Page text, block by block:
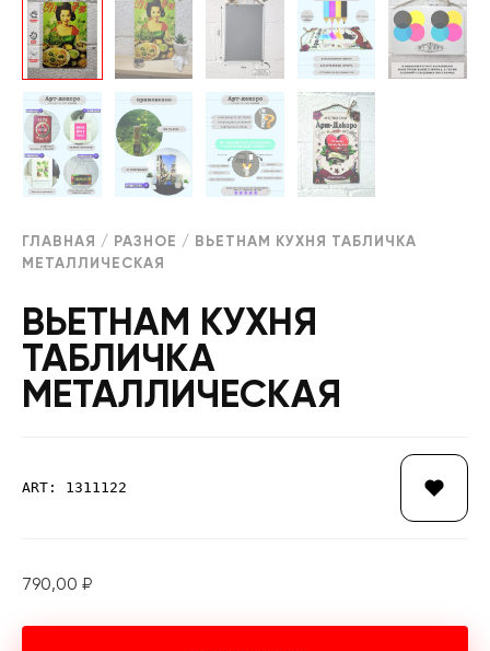
ГЛАВНАЯ / РАЗНОЕ / ВЬЕТНАМ КУХНЯ ТАБЛИЧКА
МЕТАЛЛИЧЕСКАЯ
ВЬЕТНАМ КУХНЯ
ТАБЛИЧКА
МЕТАЛЛИЧЕСКАЯ
ART: 1311122
790,00 ₽